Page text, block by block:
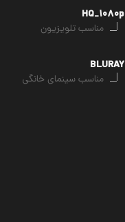
HQ_۱۰۸۰p
مناسب تلویزیون
BLURAY
مناسب سینمای خانگی